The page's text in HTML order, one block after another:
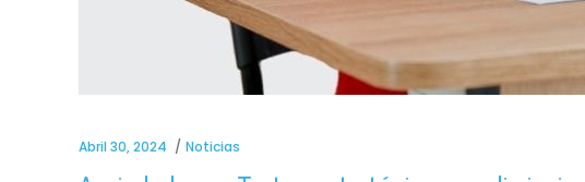
Abril 30, 2024 Noticias